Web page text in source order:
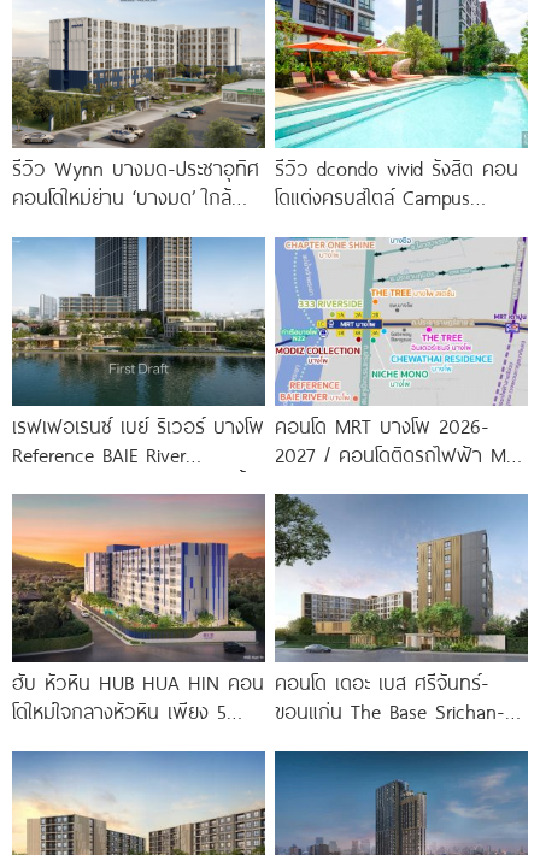
รีวิว Wynn บางมด-ประชาอุทิศ
คอนโดใหม่ย่าน ‘บางมด’ ใกล้
สายสีม่วง
รีวิว dcondo vivid รังสิต คอน
โดแต่งครบสไตล์ Campus
พร้อมรับ-ส่ง
เรฟเฟอเรนซ์ เบย์ ริเวอร์ บางโพ
Reference BAIE River
จาก
คอนโด MRT บางโพ 2026-
2027 / คอนโดติดรถไฟฟ้า MRT
ฮับ หัวหิน HUB HUA HIN คอน
โดใหม่ใจกลางหัวหิน เพียง 5
คอนโด เดอะ เบส ศรีจันทร์-
ขอนแก่น The Base Srichan-
ขอนแก่น